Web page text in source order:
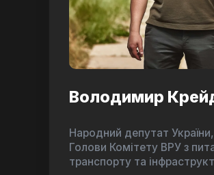
Володимир
Народний депутат
Голови Комітету ВРУ з
транспорту та